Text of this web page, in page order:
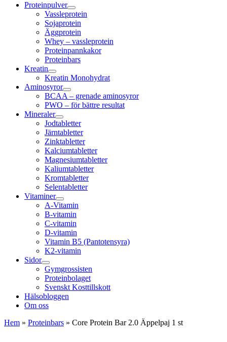
Proteinpulver
Vassleprotein
Sojaprotein
Äggprotein
Whey – vassleprotein
Proteinpannkakor
Proteinbars
Kreatin
Kreatin Monohydrat
Aminosyror
BCAA – grenade aminosyror
PWO – för bättre resultat
Mineraler
Jodtabletter
Järntabletter
Zinktabletter
Kalciumtabletter
Magnesiumtabletter
Kaliumtabletter
Kromtabletter
Selentabletter
Vitaminer
A-Vitamin
B-vitamin
C-vitamin
D-vitamin
Vitamin B5 (Pantotensyra)
K2-vitamin
Sidor
Gymgrossisten
Proteinbolaget
Svenskt Kosttillskott
Hälsobloggen
Om oss
Hem » Proteinbars » Core Protein Bar 2.0 Äppelpaj 1 st